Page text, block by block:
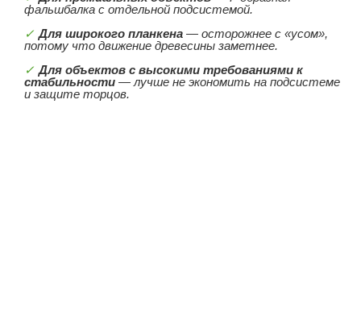
фальшбалка с отдельной подсистемой.
Для широкого планкена — осторожнее с «усом»,
потому что движение древесины заметнее.
Для объектов с высокими требованиями к
стабильности — лучше не экономить на подсистеме
и защите торцов.